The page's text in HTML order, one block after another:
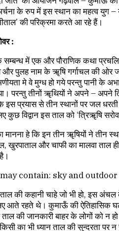
के रुप में इस स्थान का महत्व युग
की परिक्रमा करते आ रहे हैं।
:
सम्बन्ध में एक और पौराणिक कथा
और पुलह नाम के ॠषि गर्गाचल की ओर
मे वे मुग्ध हो गये परन्तु पानी के
परन्तु तीनों ॠथियों ने अपने – अपने
प्रयास से तीन स्थानों पर जल धरती
कुछ विद्वान इस ताल को ‘त्रिॠषि
मानना हे कि इन तीन ॠषियों ने तीन
खुरपाताल और चाफी का मालवा ताल
की कहानी चाहे जो भी हो, इस
आते रहते थे। कुमाऊँ की ऐतिहासिक
ताल की जानकारी बाहर के लोगों को
का भी ध्यान ताल की सुन्दरता पर